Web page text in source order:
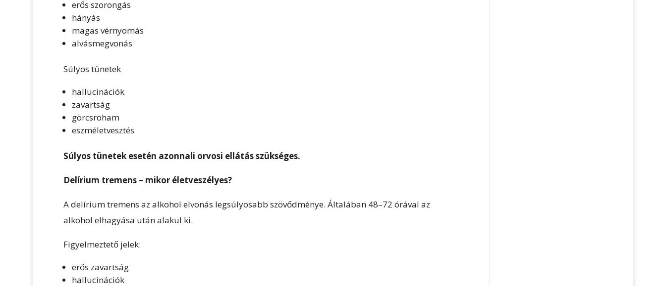
erős szorongás
hányás
magas vérnyomás
alvásmegvonás
Súlyos tünetek
hallucinációk
zavartság
görcsroham
eszméletvesztés
Súlyos tünetek esetén azonnali orvosi ellátás szükséges.
Delírium tremens – mikor életveszélyes?
A delírium tremens az alkohol elvonás legsúlyosabb szövődménye. Általában 48–72 órával az
alkohol elhagyása után alakul ki.
Figyelmeztető jelek:
erős zavartság
hallucinációk